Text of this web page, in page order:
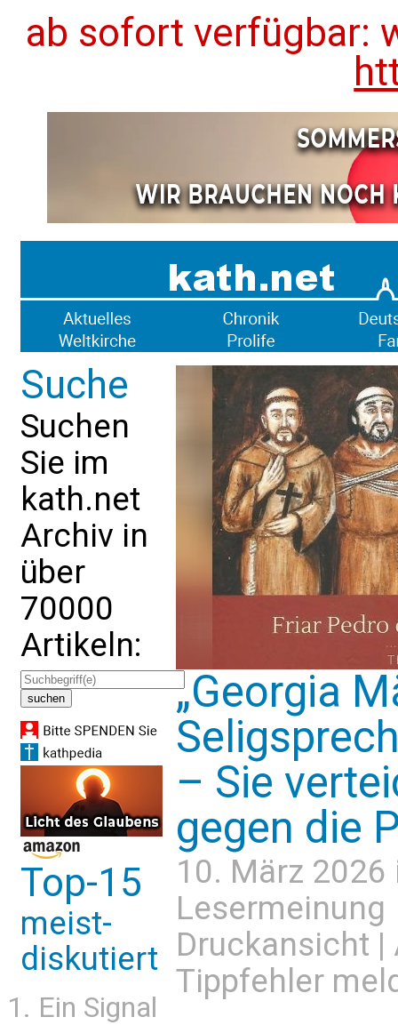
ab sofort verfügbar:
Suche
Suchen
Sie im
kath.net
Archiv in
über
70000
Artikeln:
Top-15
meist-
diskutiert
Ein Signal
„Georgia
– Sie
gegen die
10. März
Lesermeinung
Druckansicht |
Tippfehler